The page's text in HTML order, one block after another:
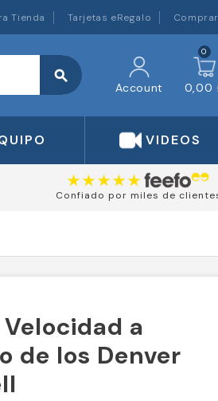
Tienda Tarjetas eRegalo
search
Account
0
0,00
VIDEOS
Confiado por miles de
a
de los Denver